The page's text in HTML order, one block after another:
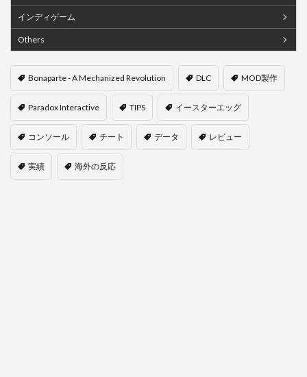
インディゲーム
Others
Bonaparte - A Mechanized Revolution DLC MOD製作
Paradox Interactive TIPS イースターエッグ
コンソール チート データ レビュー
実績 海外の反応